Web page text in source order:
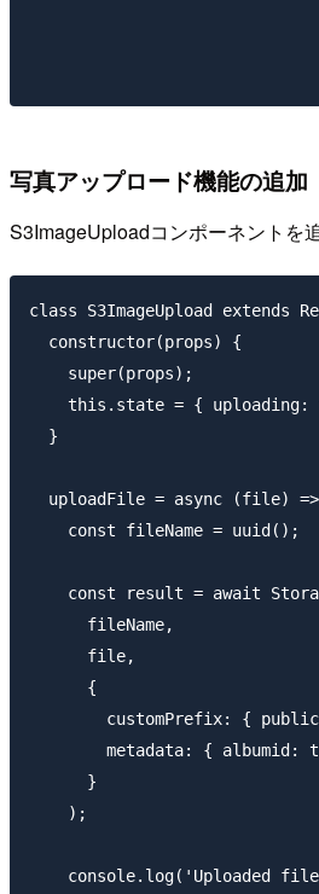
写真アップロード機能の追加
S3ImageUploadコンポーネントを
class S3ImageUpload extends
  constructor(props) {
    super(props);
this.state = { uploading:
  }
uploadFile = async (file)
    const fileName = uuid();
const result = await
      fileName,
      file,
      {
customPrefix: {
metadata: { albumid:
      }
    );
console.log('Uploaded